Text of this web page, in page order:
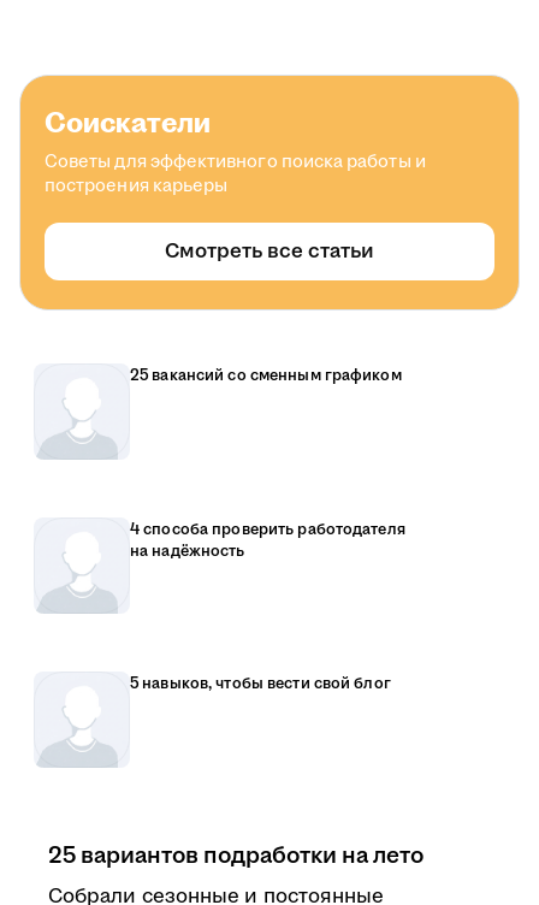
Соискатели
Советы для эффективного поиска работы и
построения карьеры
Смотреть все статьи
25 вакансий со сменным графиком
4 способа проверить работодателя
на надёжность
5 навыков, чтобы вести свой блог
25 вариантов подработки на лето
Собрали сезонные и постоянные